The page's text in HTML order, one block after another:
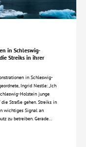
in Schleswig-
Streiks in ihrer
in Schleswig-
Ingrid Nestle: „Ich
Holstein junge
Straße gehen. Streiks in
wichtiges Signal an
zu betreiben. Gerade…